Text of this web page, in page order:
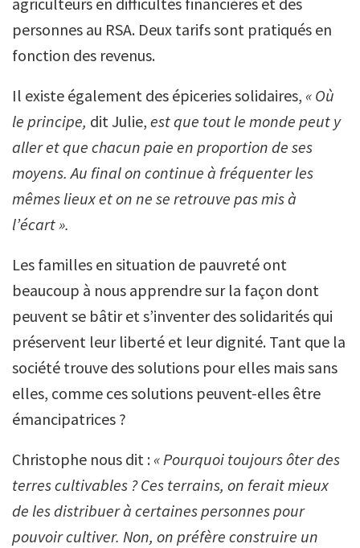
personnes au RSA. Deux tarifs sont pratiqués en
fonction des revenus.
Il existe également des épiceries solidaires, « Où
le principe, dit Julie, est que tout le monde peut y
aller et que chacun paie en proportion de ses
moyens. Au final on continue à fréquenter les
mêmes lieux et on ne se retrouve pas mis à
l’écart ».
Les familles en situation de pauvreté ont
beaucoup à nous apprendre sur la façon dont
peuvent se bâtir et s’inventer des solidarités qui
préservent leur liberté et leur dignité. Tant que la
société trouve des solutions pour elles mais sans
elles, comme ces solutions peuvent-elles être
émancipatrices ?
Christophe nous dit : «Pourquoi toujours ôter des
terres cultivables ? Ces terrains, on ferait mieux
de les distribuer à certaines personnes pour
pouvoir cultiver. Non, on préfère construire un